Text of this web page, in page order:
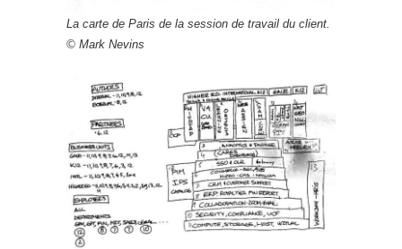
La carte de Paris de la session de travail du client.
© Mark Nevins